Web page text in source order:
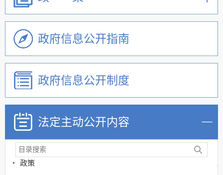
政府信息公开指南
政府信息公开制度
法定主动公开内容
政策